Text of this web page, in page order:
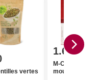
du 6.8 au 12.8.2026, jusqu’à
vertes
1.60
M-Classic
moulu